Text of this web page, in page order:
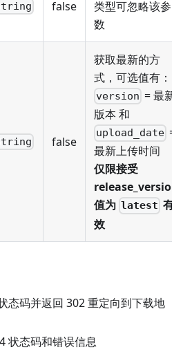
false
类型可忽略该参
数
false
获取最新的方
式，可选值有：
version = 最新
版本 和
upload_date =
最新上传时间
仅限接受
release_version
值为 latest 有
效
态码并返回 302 重定向到下载地
状态码和错误信息